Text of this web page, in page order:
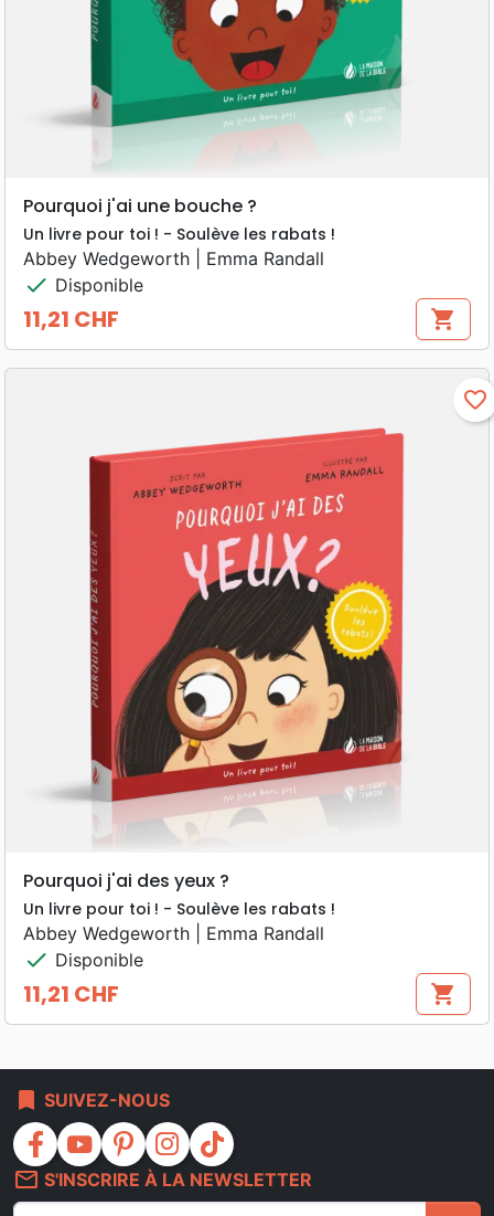
Pourquoi j'ai une bouche ?
Un livre pour toi ! - Soulève les rabats !
Abbey Wedgeworth | Emma Randall
check Disponible
Prix
11,21 CHF shopping_cart
favorite_border
Pourquoi j'ai des yeux ?
Un livre pour toi ! - Soulève les rabats !
Abbey Wedgeworth | Emma Randall
check Disponible
Prix
11,21 CHF shopping_cart
bookmark SUIVEZ-NOUS
facebook youtube pinterest instagram
tiktok
mail_outline S'INSCRIRE À LA NEWSLETTER